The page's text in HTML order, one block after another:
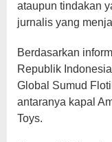
ataupun tindakan
jurnalis yang
Berdasarkan
Republik
Global Sumud
antaranya kapal
Toys.